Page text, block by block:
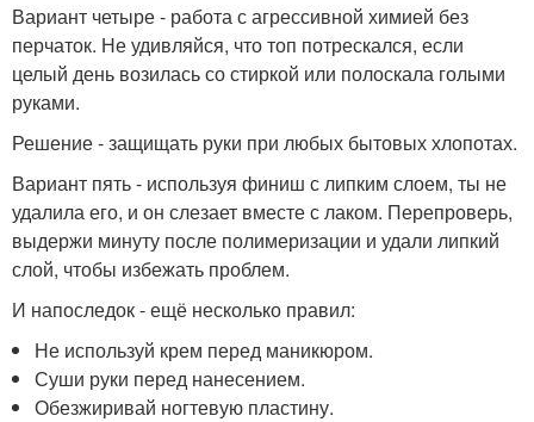
Вариант четыре - работа с агрессивной химией без
перчаток. Не удивляйся, что топ потрескался, если
целый день возилась со стиркой или полоскала голыми
руками.
Решение - защищать руки при любых бытовых хлопотах.
Вариант пять - используя финиш с липким слоем, ты не
удалила его, и он слезает вместе с лаком. Перепроверь,
выдержи минуту после полимеризации и удали липкий
слой, чтобы избежать проблем.
И напоследок - ещё несколько правил:
Не используй крем перед маникюром.
Суши руки перед нанесением.
Обезжиривай ногтевую пластину.